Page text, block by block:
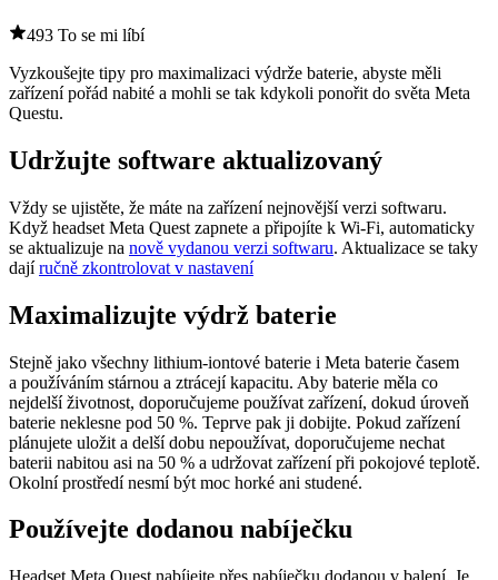
493 To se mi líbí
Vyzkoušejte tipy pro maximalizaci výdrže baterie, abyste měli
zařízení pořád nabité a mohli se tak kdykoli ponořit do světa Meta
Questu.
Udržujte software aktualizovaný
Vždy se ujistěte, že máte na zařízení nejnovější verzi softwaru.
Když headset Meta Quest zapnete a připojíte k Wi-Fi, automaticky
se aktualizuje na nově vydanou verzi softwaru. Aktualizace se taky
dajíručně zkontrolovat v nastavení
Maximalizujte výdrž baterie
Stejně jako všechny lithium-iontové baterie i Meta baterie časem
a používáním stárnou a ztrácejí kapacitu. Aby baterie měla co
nejdelší životnost, doporučujeme používat zařízení, dokud úroveň
baterie neklesne pod 50 %. Teprve pak ji dobijte. Pokud zařízení
plánujete uložit a delší dobu nepoužívat, doporučujeme nechat
baterii nabitou asi na 50 % a udržovat zařízení při pokojové teplotě.
Okolní prostředí nesmí být moc horké ani studené.
Používejte dodanou nabíječku